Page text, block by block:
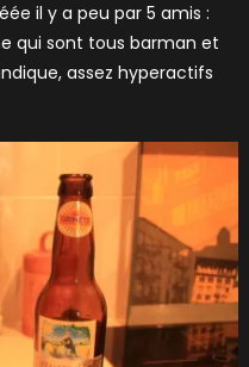
il y a peu par 5 amis :
qui sont tous barman et
assez hyperactifs